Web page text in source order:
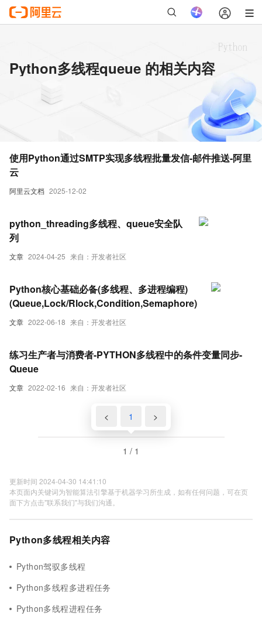
Python多线程queue 的相关内容
阿里云文档 2025-12-02
使用Python通过SMTP实现多线程批量发信-邮件推送-阿里
云
文章 2024-04-25 来自：开发者社区
python_threading多线程、queue安全队
列
文章 2022-06-18 来自：开发者社区
Python核心基础必备(多线程、多进程编程)
(Queue,Lock/Rlock,Condition,Semaphore)
文章 2022-02-16 来自：开发者社区
练习生产者与消费者-PYTHON多线程中的条件变量同步-
Queue
< 1 >
1 / 1
更新时间 2024-04-30 14:41:10
本页面内关键词为智能算法引擎基于机器学习所生成，如有任何问题，可在页
面下方点击"联系我们"与我们沟通。
Python多线程相关内容
Python驾驭多线程
Python多线程多进程任务
Python多线程进程任务